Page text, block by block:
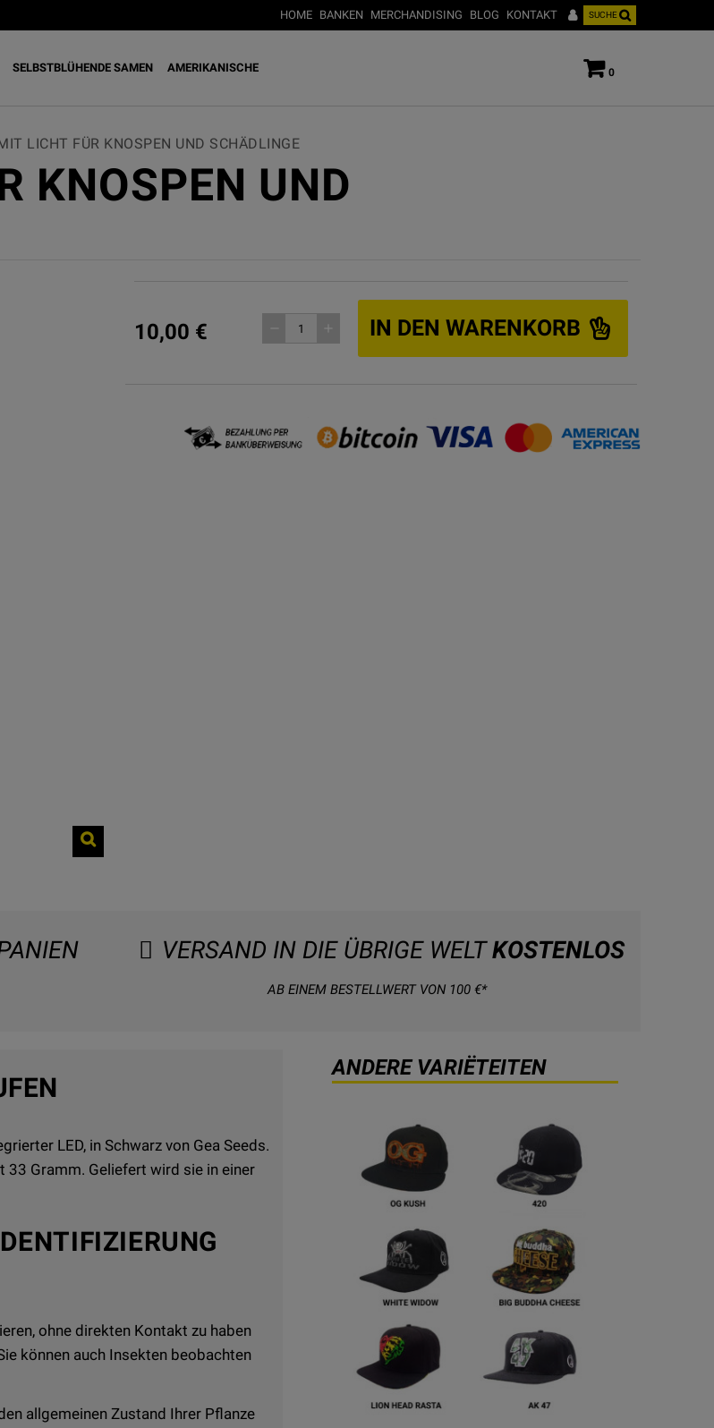
HOME BANKEN MERCHANDISING BLOG KONTAKT SUCHE
SELBSTBLÜHENDE SAMEN AMERIKANISCHE 0
LICHT FÜR KNOSPEN UND SCHÄDLINGE
KNOSPEN UND
10,00 € add IN DEN WARENKORB
VERSAND IN DIE ÜBRIGE WELTKOSTENLOS
AB EINEM BESTELLWERT VON 100 €*
LED, in Schwarz von Gea Seeds.
33 Gramm. Geliefert wird sie in einer
ohne direkten Kontakt zu haben
können auch Insekten beobachten
allgemeinen Zustand Ihrer Pflanze
ANDERE VARIËTEITEN